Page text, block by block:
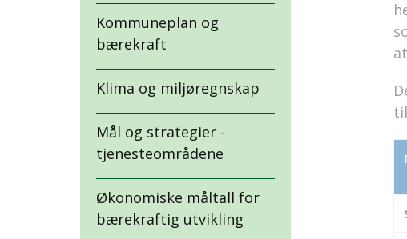
Kommuneplan og
bærekraft
Klima og miljøregnskap
Mål og strategier -
tjenesteområdene
Økonomiske måltall for
bærekraftig utvikling